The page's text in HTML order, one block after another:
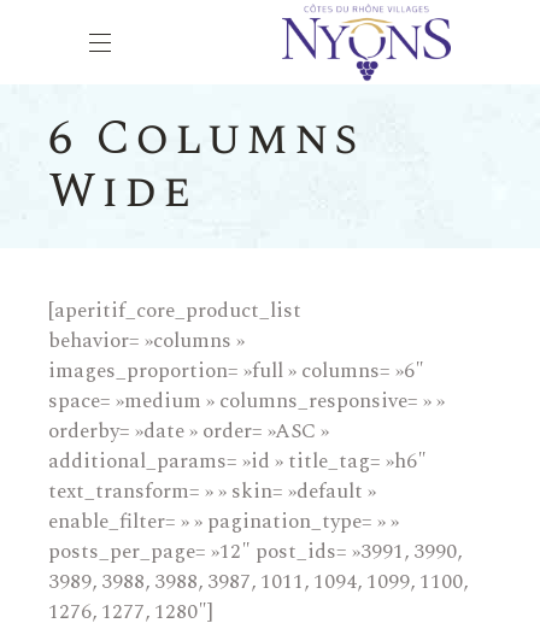
6 Columns
Wide
[aperitif_core_product_list
behavior= »columns »
images_proportion= »full » columns= »6″
space= »medium » columns_responsive= » »
orderby= »date » order= »ASC »
additional_params= »id » title_tag= »h6″
text_transform= » » skin= »default »
enable_filter= » » pagination_type= » »
posts_per_page= »12″ post_ids= »3991, 3990,
3989, 3988, 3988, 3987, 1011, 1094, 1099, 1100,
1276, 1277, 1280″]